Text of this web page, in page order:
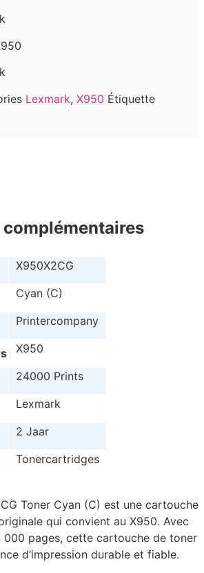
Lexmark, X950 Étiquette
X950X2CG
Cyan (C)
Printercompany
X950
24000 Prints
Lexmark
2 Jaar
Tonercartridges
Toner Cyan (C) est une cartouche
qui convient au X950. Avec
000 pages, cette cartouche de toner
d’impression durable et fiable.